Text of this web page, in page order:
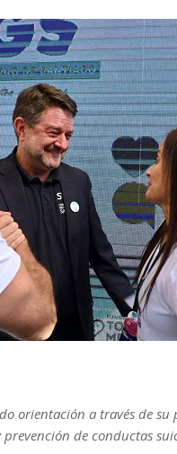
orientación a través de
de conductas